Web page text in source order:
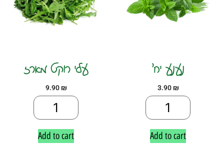
עלי רוקט מארז
9.90₪
Add to cart
נענע יח׳
3.90₪
Add to cart